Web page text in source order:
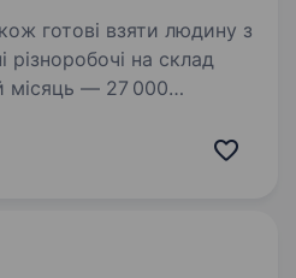
готові взяти людину з
місяць — 27 000
пн-пт, 8/17,9/18,10/19 +